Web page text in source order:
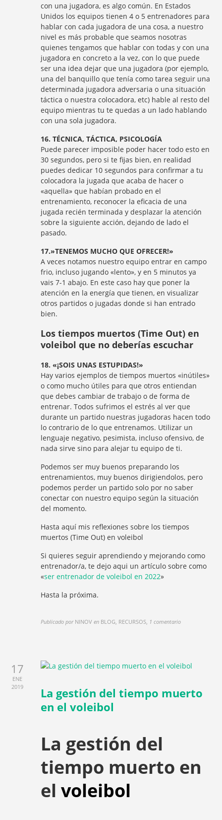
con una jugadora, es algo común. En Estados
Unidos los equipos tienen 4 o 5 entrenadores para
hablar con cada jugadora de una cosa, a nuestro
nivel es más probable que seamos nosotras
quienes tengamos que hablar con todas y con una
jugadora en concreto a la vez, con lo que puede
ser una idea dejar que una jugadora (por ejemplo,
una del banquillo que tenía como tarea seguir una
determinada jugadora adversaria o una situación
táctica o nuestra colocadora, etc) hable al resto del
equipo mientras tu te quedas a un lado hablando
con una sola jugadora.
16. TÉCNICA, TÁCTICA, PSICOLOGÍA
Puede parecer imposible poder hacer todo esto en
30 segundos, pero si te fijas bien, en realidad
puedes dedicar 10 segundos para confirmar a tu
colocadora la jugada que acaba de hacer o
«aquella» que habían probado en el
entrenamiento, reconocer la eficacia de una
jugada recién terminada y desplazar la atención
sobre la siguiente acción, dejando de lado el
pasado.
17.»TENEMOS MUCHO QUE OFRECER!»
A veces notamos nuestro equipo entrar en campo
frio, incluso jugando «lento», y en 5 minutos ya
vais 7-1 abajo. En este caso hay que poner la
atención en la energía que tienen, en visualizar
otros partidos o jugadas donde si han entrado
bien.
Los tiempos muertos (Time Out) en
voleibol que no deberías escuchar
18. «¡SOIS UNAS ESTUPIDAS!»
Hay varios ejemplos de tiempos muertos «inútiles»
o como mucho útiles para que otros entiendan
que debes cambiar de trabajo o de forma de
entrenar. Todos sufrimos el estrés al ver que
durante un partido nuestras jugadoras hacen todo
lo contrario de lo que entrenamos. Utilizar un
lenguaje negativo, pesimista, incluso ofensivo, de
nada sirve sino para alejar tu equipo de ti.
Podemos ser muy buenos preparando los
entrenamientos, muy buenos dirigiendolos, pero
podemos perder un partido solo por no saber
conectar con nuestro equipo según la situación
del momento.
Hasta aquí mis reflexiones sobre los tiempos
muertos (Time Out) en voleibol
Si quieres seguir aprendiendo y mejorando como
entrenador/a, te dejo aqui un artículo sobre como
«ser entrenador de voleibol en 2022»
Hasta la próxima.
Publicado por NINOV en BLOG, RECURSOS, 1 comentario
17
ENE
2019
La gestión del tiempo muerto
en el voleibol
La gestión del
tiempo muerto en
elvoleibol